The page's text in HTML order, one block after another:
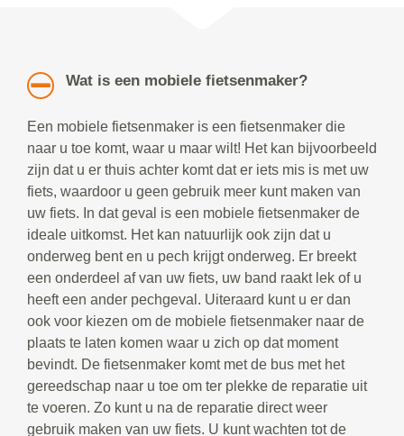
Wat is een mobiele fietsenmaker?
Een mobiele fietsenmaker is een fietsenmaker die
naar u toe komt, waar u maar wilt! Het kan bijvoorbeeld
zijn dat u er thuis achter komt dat er iets mis is met uw
fiets, waardoor u geen gebruik meer kunt maken van
uw fiets. In dat geval is een mobiele fietsenmaker de
ideale uitkomst. Het kan natuurlijk ook zijn dat u
onderweg bent en u pech krijgt onderweg. Er breekt
een onderdeel af van uw fiets, uw band raakt lek of u
heeft een ander pechgeval. Uiteraard kunt u er dan
ook voor kiezen om de mobiele fietsenmaker naar de
plaats te laten komen waar u zich op dat moment
bevindt. De fietsenmaker komt met de bus met het
gereedschap naar u toe om ter plekke de reparatie uit
te voeren. Zo kunt u na de reparatie direct weer
gebruik maken van uw fiets. U kunt wachten tot de